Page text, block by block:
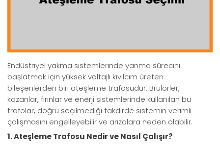
Endüstriyel yakma sistemlerinde yanma sürecini
başlatmak için yüksek voltajlı kıvılcım üreten
bileşenlerden biri ateşleme trafosudur. Brülörler,
kazanlar, fırınlar ve enerji sistemlerinde kullanılan bu
trafolar, doğru seçilmediği takdirde sistemin verimli
çalışmasını engelleyebilir ve arızalara neden olabilir.
1. Ateşleme Trafosu Nedir ve Nasıl Çalışır?